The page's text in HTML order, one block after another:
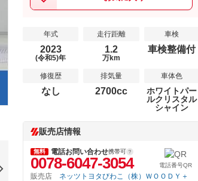
年式
2023
(令和5)年
走行距離
1.2
万km
車検
車検整備付
修復歴
なし
排気量
2700cc
車体色
ホワイトパー
ルクリスタル
シャイン
販売店情報
無料 電話お問い合わせ携帯可
0078-6047-3054 電話番号QR
販売店
ネッツトヨタびわこ（株）ＷＯＯＤＹ＋